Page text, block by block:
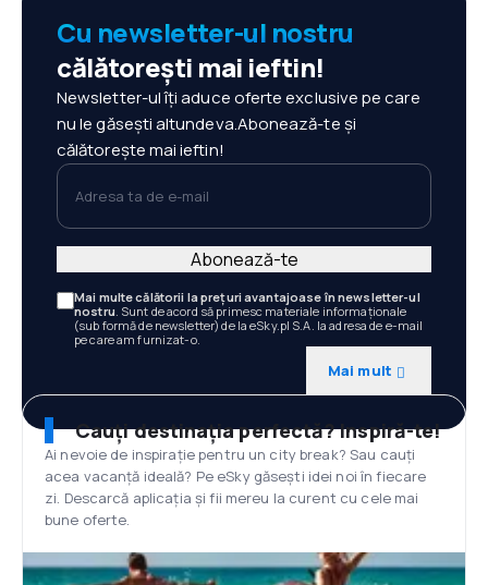
Cu newsletter-ul nostru
călătorești mai ieftin!
Newsletter-ul îți aduce oferte exclusive pe care
nu le găsești altundeva.Abonează-te și
călătorește mai ieftin!
Adresa ta de e-mail
Mai multe călătorii la prețuri avantajoase în newsletter-ul
nostru. Sunt de acord să primesc materiale informaționale
(sub formă de newsletter) de la eSky.pl S.A. la adresa de e-mail
pe care am furnizat-o.
Mai mult
Abonează-te
Cauți destinația perfectă? Inspiră-te!
Ai nevoie de inspirație pentru un city break? Sau cauți
acea vacanță ideală? Pe eSky găsești idei noi în fiecare
zi. Descarcă aplicația și fii mereu la curent cu cele mai
bune oferte.